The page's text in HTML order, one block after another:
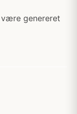
genereret